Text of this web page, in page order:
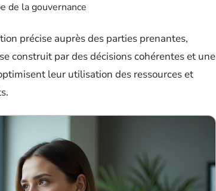
de la gouvernance
précise auprès des parties prenantes,
construit par des décisions cohérentes et une
leur utilisation des ressources et